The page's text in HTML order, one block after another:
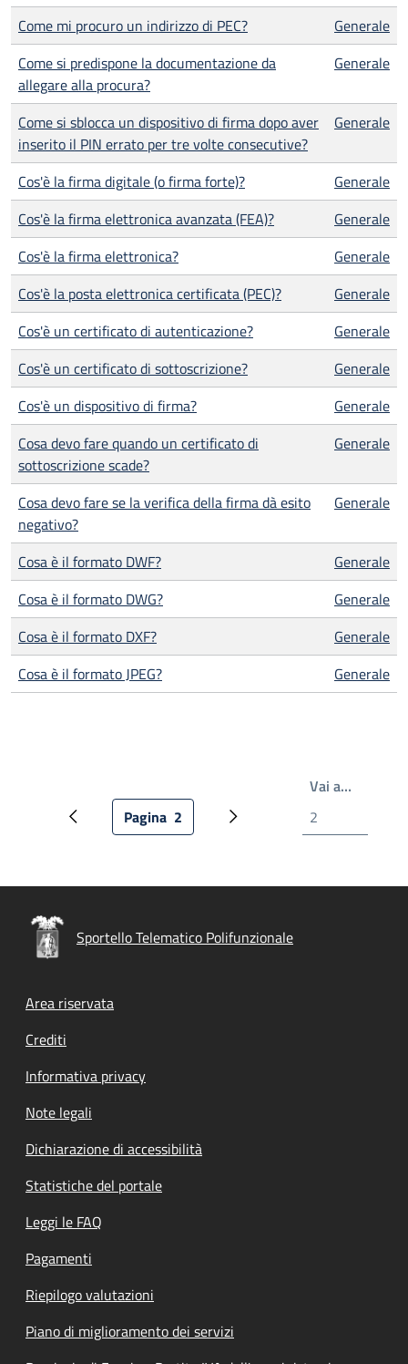
Come mi procuro un indirizzo di PEC?
Generale
Come si predispone la documentazione da
allegare alla procura?
Generale
Come si sblocca un dispositivo di firma dopo aver
inserito il PIN errato per tre volte consecutive?
Generale
Cos'è la firma digitale (o firma forte)?
Generale
Cos'è la firma elettronica avanzata (FEA)?
Generale
Cos'è la firma elettronica?
Generale
Cos'è la posta elettronica certificata (PEC)?
Generale
Cos'è un certificato di autenticazione?
Generale
Cos'è un certificato di sottoscrizione?
Generale
Cos'è un dispositivo di firma?
Generale
Cosa devo fare quando un certificato di
sottoscrizione scade?
Generale
Cosa devo fare se la verifica della firma dà esito
negativo?
Generale
Cosa è il formato DWF?
Generale
Cosa è il formato DWG?
Generale
Cosa è il formato DXF?
Generale
Cosa è il formato JPEG?
Generale
Pagina precedentePagina attuale
Pagina 2 Prossima pagina
Vai a…
Sportello Telematico Polifunzionale
Footer menu
Area riservata
Crediti
Informativa privacy
Note legali
Dichiarazione di accessibilità
Statistiche del portale
Leggi le FAQ
Pagamenti
Riepilogo valutazioni
Piano di miglioramento dei servizi